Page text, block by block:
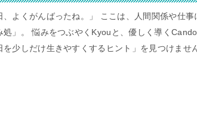
、よくがんばったね。」 ここは、人間関係や仕
処」。 悩みをつぶやくKyouと、優しく導く
を少しだけ生きやすくするヒント」を見つけませ